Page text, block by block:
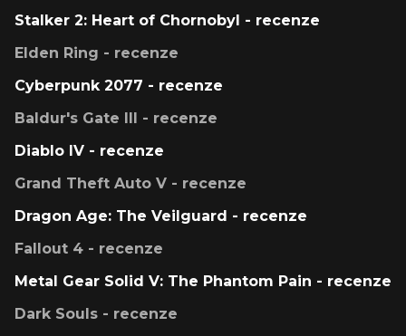
Stalker 2: Heart of Chornobyl - recenze
Elden Ring - recenze
Cyberpunk 2077 - recenze
Baldur's Gate III - recenze
Diablo IV - recenze
Grand Theft Auto V - recenze
Dragon Age: The Veilguard - recenze
Fallout 4 - recenze
Metal Gear Solid V: The Phantom Pain - recenze
Dark Souls - recenze